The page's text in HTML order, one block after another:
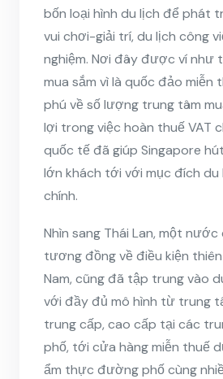
bốn loại hình du lịch để phát
vui chơi-giải trí, du lịch công
nghiệm. Nơi đây được ví như
mua sắm vì là quốc đảo miễn
phú về số lượng trung tâm
lợi trong việc hoàn thuế VAT
quốc tế đã giúp Singapore
lớn khách tới với mục đích du
chính.
Nhìn sang Thái Lan, một
tương đồng về điều kiện
Nam, cũng đã tập trung vào
với đầy đủ mô hình từ trung
trung cấp, cao cấp tại các
phố, tới cửa hàng miễn thuế
ẩm thực đường phố cùng